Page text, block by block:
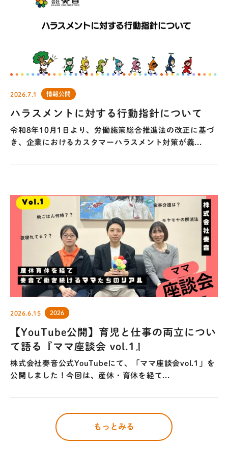
2026.7.1 情報公開
ハラスメントに対する行動指針について
令和8年10月1日より、労働施策総合推進法の改正に基づ
き、企業におけるカスタマーハラスメント対策が義...
2026.6.15 2026
【YouTube公開】育児と仕事の両立につい
て語る『ママ座談会 vol.1』
株式会社奏音公式YouTubeにて、「ママ座談会vol.1」を
公開しました！今回は、産休・育休を経て...
もっとみる